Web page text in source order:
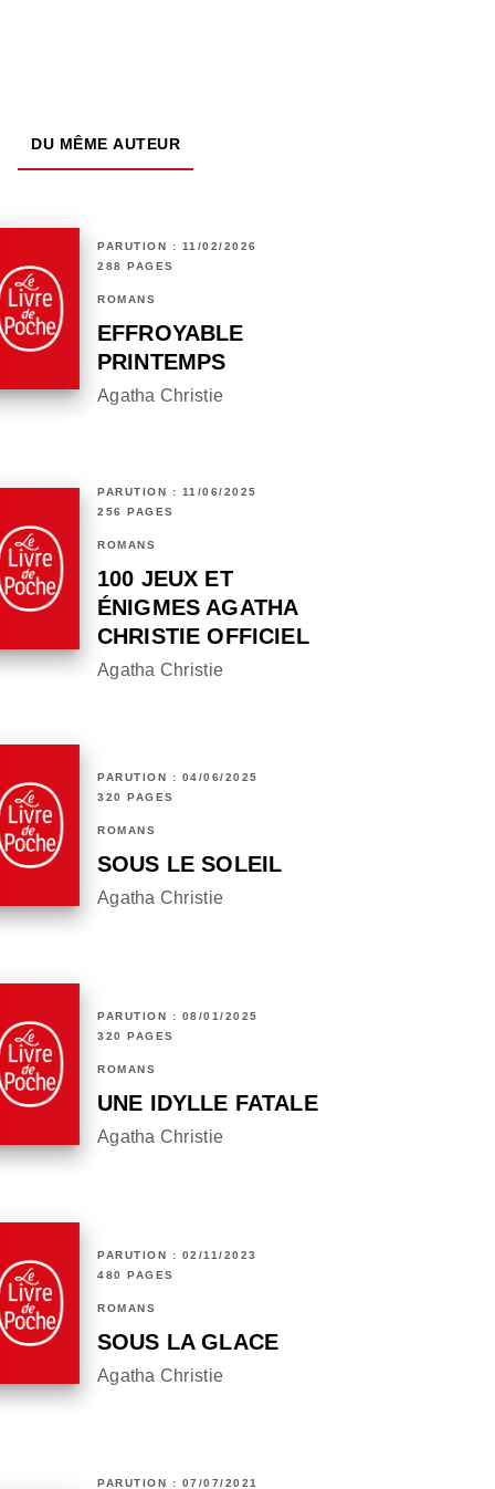
DU MÊME AUTEUR
PARUTION : 11/02/2026
288 PAGES
ROMANS
EFFROYABLE
PRINTEMPS
Agatha Christie
PARUTION : 11/06/2025
256 PAGES
ROMANS
100 JEUX ET
ÉNIGMES AGATHA
CHRISTIE OFFICIEL
Agatha Christie
PARUTION : 04/06/2025
320 PAGES
ROMANS
SOUS LE SOLEIL
Agatha Christie
PARUTION : 08/01/2025
320 PAGES
ROMANS
UNE IDYLLE FATALE
Agatha Christie
PARUTION : 02/11/2023
480 PAGES
ROMANS
SOUS LA GLACE
Agatha Christie
PARUTION : 07/07/2021